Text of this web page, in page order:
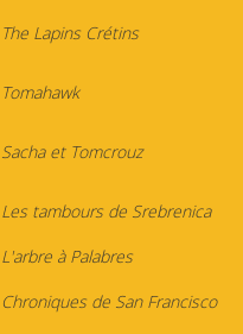
The Lapins Crétins
Tomahawk
Sacha et Tomcrouz
Les tambours de Srebrenica
L'arbre à Palabres
Chroniques de San Francisco